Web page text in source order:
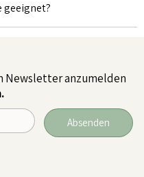
geeignet?
Newsletter anzumelden
Absenden